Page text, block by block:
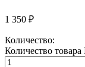
1 350 ₽
Количество:
Количество